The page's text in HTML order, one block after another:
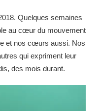
Quelques semaines
au cœur du mouvement
et nos cœurs aussi. Nos
qui expriment leur
des mois durant.